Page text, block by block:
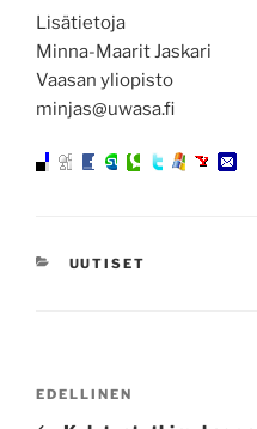
Lisätietoja
Minna-Maarit Jaskari
Vaasan yliopisto
minjas@uwasa.fi
KATEGORIAT
UUTISET
Edellinen
EDELLINEN